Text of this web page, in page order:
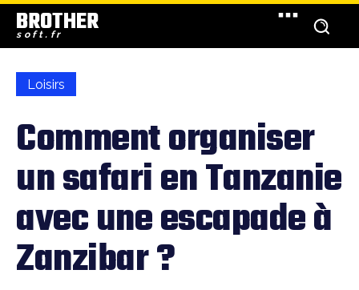
BROTHER
soft.fr
Loisirs
Comment organiser
un safari en Tanzanie
avec une escapade à
Zanzibar ?